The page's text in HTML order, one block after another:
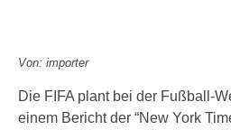
Von: importer
Die FIFA plant bei der Fußball-
einem Bericht der “New York